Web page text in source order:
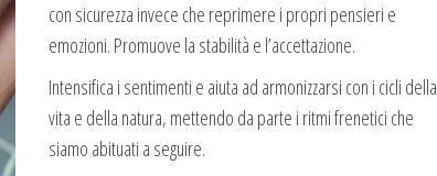
con sicurezza invece che reprimere i propri pensieri e
emozioni. Promuove la stabilità e l’accettazione.
Intensifica i sentimenti e aiuta ad armonizzarsi con i cicli della
vita e della natura, mettendo da parte i ritmi frenetici che
siamo abituati a seguire.